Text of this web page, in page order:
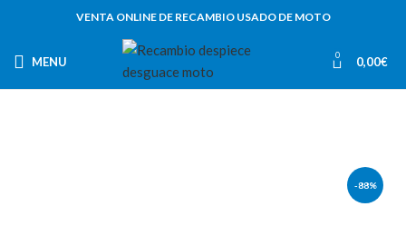
VENTA ONLINE DE RECAMBIO USADO DE MOTO
MENU 0 0,00€
-88%